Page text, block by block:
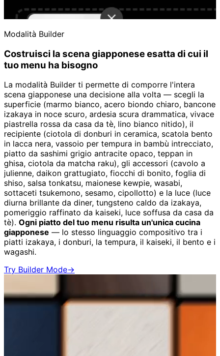
Modalità Builder
Costruisci la scena giapponese esatta di cui il
tuo menu ha bisogno
La modalità Builder ti permette di comporre l'intera
scena giapponese una decisione alla volta — scegli la
superficie (marmo bianco, acero biondo chiaro, bancone
izakaya in noce scuro, ardesia scura drammatica, vivace
piastrella rossa da casa da tè, lino bianco nitido), il
recipiente (ciotola di donburi in ceramica, scatola bento
in lacca nera, vassoio per tempura in bambù intrecciato,
piatto da sashimi grigio antracite opaco, teppan in
ghisa, ciotola da matcha raku), gli accessori (cavolo a
julienne, daikon grattugiato, fiocchi di bonito, foglia di
shiso, salsa tonkatsu, maionese kewpie, wasabi,
sottaceti tsukemono, sesamo, cipollotto) e la luce (luce
diurna brillante da diner, tungsteno caldo da izakaya,
pomeriggio raffinato da kaiseki, luce soffusa da casa da
tè). Ogni piatto del tuo menu risulta un'unica cucina
giapponese — lo stesso linguaggio compositivo tra i
piatti izakaya, i donburi, la tempura, il kaiseki, il bento e i
wagashi.
Try Builder Mode→